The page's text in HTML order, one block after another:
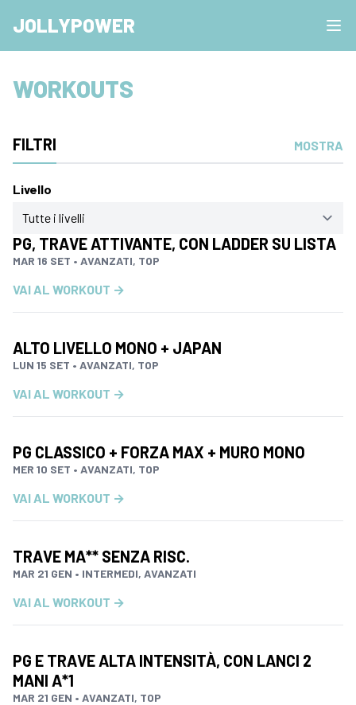
JOLLYPOWER
WORKOUTS
FILTRI MOSTRA
Livello
PG, TRAVE ATTIVANTE, CON LADDER SU LISTA
MAR 16 SET • AVANZATI, TOP
VAI AL WORKOUT →
ALTO LIVELLO MONO + JAPAN
LUN 15 SET • AVANZATI, TOP
VAI AL WORKOUT →
PG CLASSICO + FORZA MAX + MURO MONO
MER 10 SET • AVANZATI, TOP
VAI AL WORKOUT →
TRAVE MA** SENZA RISC.
MAR 21 GEN • INTERMEDI, AVANZATI
VAI AL WORKOUT →
PG E TRAVE ALTA INTENSITÀ, CON LANCI 2
MANI A*1
MAR 21 GEN • AVANZATI, TOP